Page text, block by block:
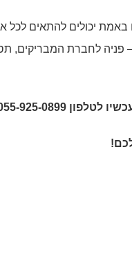
באמת יכולים להתאים
פניה לחברת המבריקים,
055-925-0899